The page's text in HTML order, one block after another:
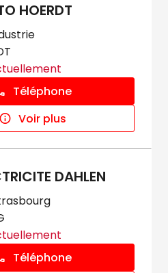
HOERDT
Téléphone
Voir plus
DAHLEN
Téléphone